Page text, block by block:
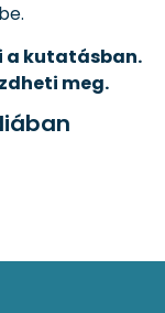
a kutatásban.
meg.